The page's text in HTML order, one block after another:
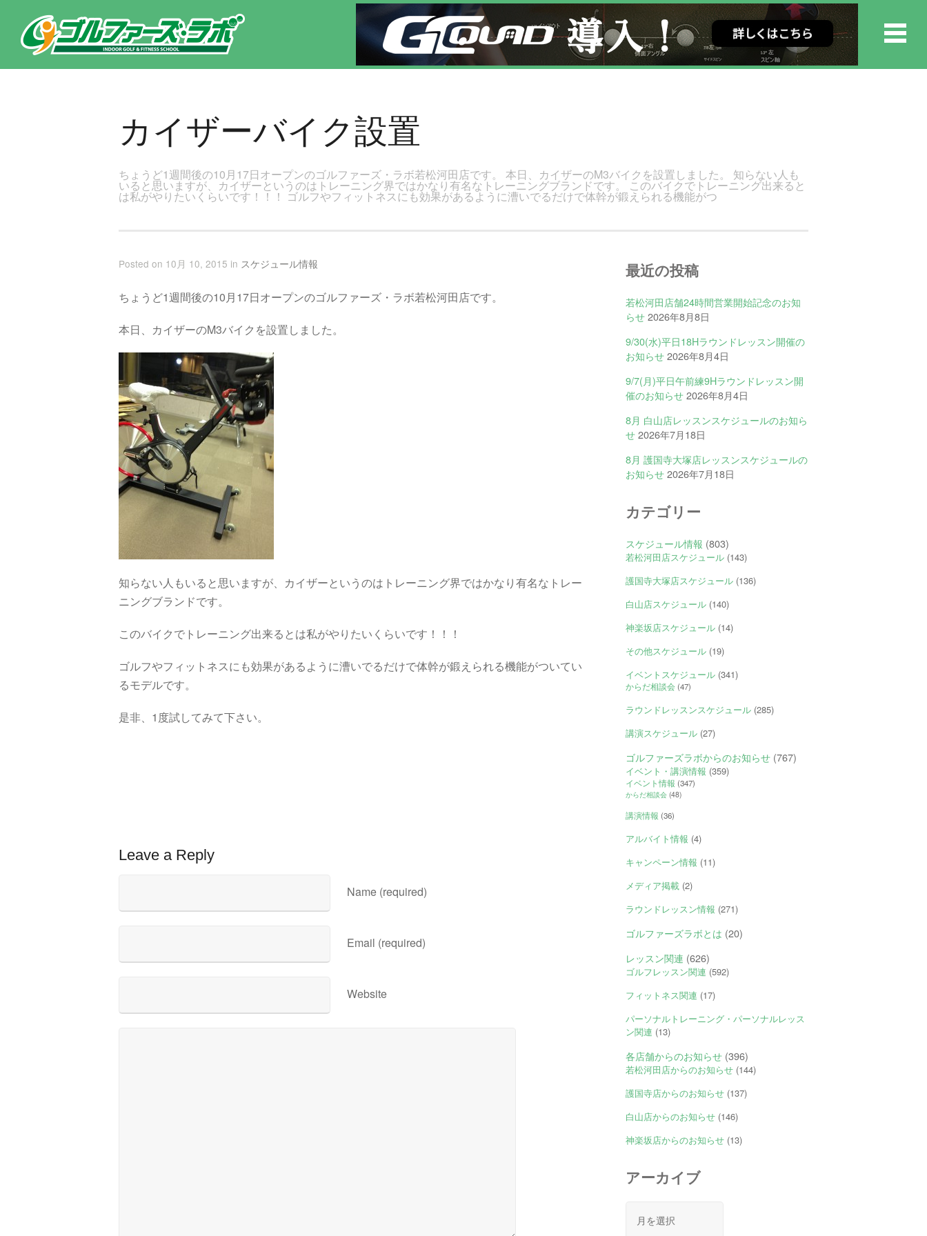
カイザーバイク設置
ちょうど1週間後の10月17日オープンのゴルファーズ・ラボ若松河田店です。 本日、カイザーのM3バイクを設置しました。 知らない人も
いると思いますが、カイザーというのはトレーニング界ではかなり有名なトレーニングブランドです。 このバイクでトレーニング出来ると
は私がやりたいくらいです！！！ ゴルフやフィットネスにも効果があるように漕いでるだけで体幹が鍛えられる機能がつ
Posted on 10月 10, 2015 in スケジュール情報
ちょうど1週間後の10月17日オープンのゴルファーズ・ラボ若松河田店です。
本日、カイザーのM3バイクを設置しました。
知らない人もいると思いますが、カイザーというのはトレーニング界ではかなり有名なトレー
ニングブランドです。
このバイクでトレーニング出来るとは私がやりたいくらいです！！！
ゴルフやフィットネスにも効果があるように漕いでるだけで体幹が鍛えられる機能がついてい
るモデルです。
是非、1度試してみて下さい。
Leave a Reply
Name (required)
Email (required)
Website
最近の投稿
若松河田店舗24時間営業開始記念のお知
らせ2026年8月8日
9/30(水)平日18Hラウンドレッスン開催の
お知らせ2026年8月4日
9/7(月)平日午前練9Hラウンドレッスン開
催のお知らせ2026年8月4日
8月 白山店レッスンスケジュールのお知ら
せ2026年7月18日
8月 護国寺大塚店レッスンスケジュールの
お知らせ2026年7月18日
カテゴリー
スケジュール情報 (803)
若松河田店スケジュール (143)
護国寺大塚店スケジュール (136)
白山店スケジュール (140)
神楽坂店スケジュール (14)
その他スケジュール (19)
イベントスケジュール (341)
からだ相談会 (47)
ラウンドレッスンスケジュール (285)
講演スケジュール (27)
ゴルファーズラボからのお知らせ (767)
イベント・講演情報 (359)
イベント情報 (347)
からだ相談会 (48)
講演情報 (36)
アルバイト情報 (4)
キャンペーン情報 (11)
メディア掲載 (2)
ラウンドレッスン情報 (271)
ゴルファーズラボとは (20)
レッスン関連 (626)
ゴルフレッスン関連 (592)
フィットネス関連 (17)
パーソナルトレーニング・パーソナルレッス
ン関連 (13)
各店舗からのお知らせ (396)
若松河田店からのお知らせ (144)
護国寺店からのお知らせ (137)
白山店からのお知らせ (146)
神楽坂店からのお知らせ (13)
アーカイブ